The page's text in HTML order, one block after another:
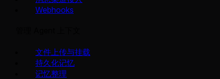
Webhooks
文件上传与挂载
持久化记忆
记忆整理